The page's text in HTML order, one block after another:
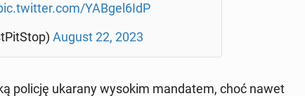
YABgel6IdP
August 22, 2023
policję ukarany wysokim man­da­tem, choć nawet